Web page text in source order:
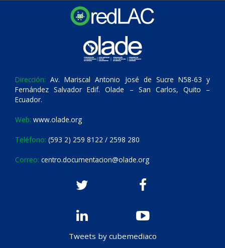
Dirección: Av. Mariscal Antonio José de Sucre N58-63 y
Fernández Salvador Edif. Olade – San Carlos, Quito –
Ecuador.
Web: www.olade.org
Teléfono: (593 2) 259 8122 / 2598 280
Correo: centro.documentacion@olade.org
Tweets by cubemediaco